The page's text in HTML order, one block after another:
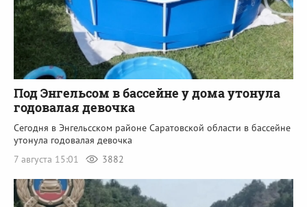
Под Энгельсом в бассейне у дома утонула
годовалая девочка
Сегодня в Энгельсском районе Саратовской области в бассейне
утонула годовалая девочка
7 августа 15:01
3882